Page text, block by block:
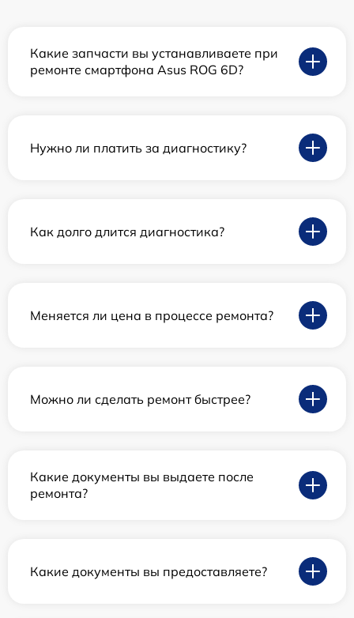
Какие запчасти вы устанавливаете при
ремонте смартфона Asus ROG 6D?
Нужно ли платить за диагностику?
Как долго длится диагностика?
Меняется ли цена в процессе ремонта?
Можно ли сделать ремонт быстрее?
Какие документы вы выдаете после
ремонта?
Какие документы вы предоставляете?